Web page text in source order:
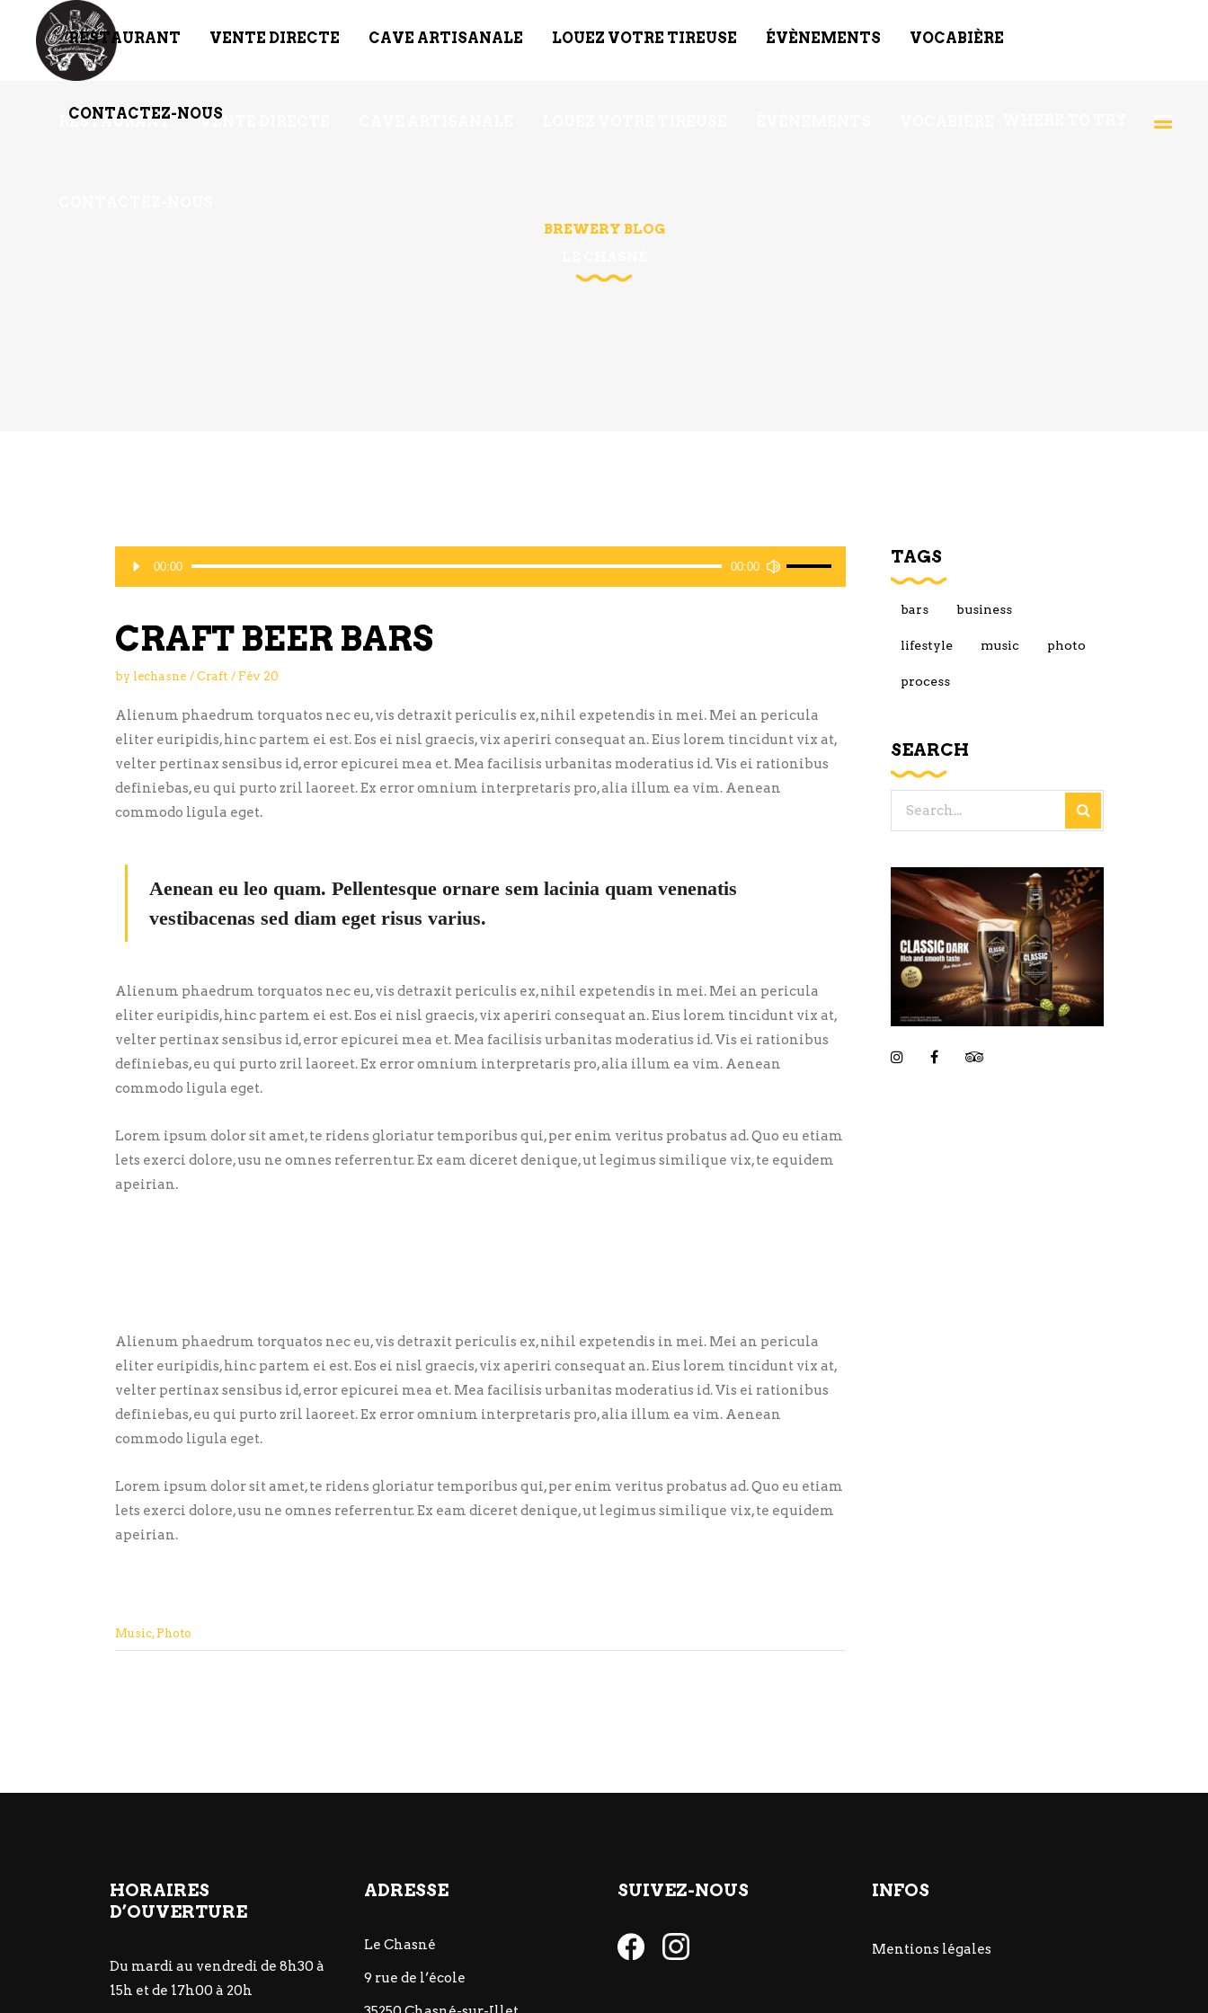
RESTAURANT VENTE DIRECTE
RESTAURANT VENTE DIRECTE CAVE ARTISANALE LOUEZ VOTRE TIREUSE ÉVÈNEMENTS VOCABIÈRE
CONTACTEZ-NOUS
BREWERY BLOG
00:00 00:00
CRAFT BEER BARS
by lechasne Craft Fév 20
Alienum phaedrum torquatos nec eu, vis detraxit periculis ex, nihil expetendis in mei. Mei an pericula
eliter euripidis, hinc partem ei est. Eos ei nisl graecis, vix aperiri consequat an. Eius lorem tincidunt vix at,
velter pertinax sensibus id, error epicurei mea et. Mea facilisis urbanitas moderatius id. Vis ei rationibus
definiebas, eu qui purto zril laoreet. Ex error omnium interpretaris pro, alia illum ea vim. Aenean
commodo ligula eget.
Aenean eu leo quam. Pellentesque ornare sem lacinia quam venenatis
vestibacenas sed diam eget risus varius.
Alienum phaedrum torquatos nec eu, vis detraxit periculis ex, nihil expetendis in mei. Mei an pericula
eliter euripidis, hinc partem ei est. Eos ei nisl graecis, vix aperiri consequat an. Eius lorem tincidunt vix at,
velter pertinax sensibus id, error epicurei mea et. Mea facilisis urbanitas moderatius id. Vis ei rationibus
definiebas, eu qui purto zril laoreet. Ex error omnium interpretaris pro, alia illum ea vim. Aenean
commodo ligula eget.
Lorem ipsum dolor sit amet, te ridens gloriatur temporibus qui, per enim veritus probatus ad. Quo eu etiam
lets exerci dolore, usu ne omnes referrentur. Ex eam diceret denique, ut legimus similique vix, te equidem
apeirian.
Alienum phaedrum torquatos nec eu, vis detraxit periculis ex, nihil expetendis in mei. Mei an pericula
eliter euripidis, hinc partem ei est. Eos ei nisl graecis, vix aperiri consequat an. Eius lorem tincidunt vix at,
velter pertinax sensibus id, error epicurei mea et. Mea facilisis urbanitas moderatius id. Vis ei rationibus
definiebas, eu qui purto zril laoreet. Ex error omnium interpretaris pro, alia illum ea vim. Aenean
commodo ligula eget.
Lorem ipsum dolor sit amet, te ridens gloriatur temporibus qui, per enim veritus probatus ad. Quo eu etiam
lets exerci dolore, usu ne omnes referrentur. Ex eam diceret denique, ut legimus similique vix, te equidem
apeirian.
Music, Photo
TAGS
bars business
lifestyle music photo
process
SEARCH
HORAIRES
D’OUVERTURE
Du mardi au vendredi de 8h30 à
15h et de 17h00 à 20h
ADRESSE
Le Chasné
9 rue de l’école
SUIVEZ-NOUS INFOS
Mentions légales